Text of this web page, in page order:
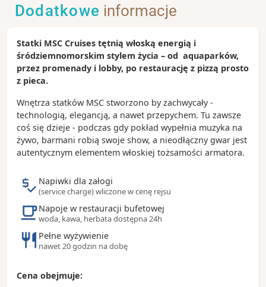
w tym najcieplejszym mieście USA.
Zobacz koniecznie:
- tętniący życiem bulwar Ocean Drive w Miami Beach
- park South Pointe z widokiem na wypływające z
portu statki wycieczkowe
Havana
- tropikalny archipelag Florida Keys podczas
całodniowej wycieczki za miasto
Ciekawostki:
kolejka nadziemna (metromover)
- 70% mieszkańców miasta to Latynosi
- Miami to światowa stolica rejsów wycieczkowych
Dodatkowe informacje
Statki MSC Cruises tętnią włoską energią i
śródziemnomorskim stylem życia – od aquaparków,
przez promenady i lobby, po restaurację z pizzą prosto
z pieca.
Wnętrza statków MSC stworzono by zachwycały -
technologią, elegancją, a nawet przepychem. Tu zawsze
coś się dzieje - podczas gdy pokład wypełnia muzyka na
żywo, barmani robią swoje show, a nieodłączny gwar jest
autentycznym elementem włoskiej tożsamości armatora.
Napiwki dla załogi
(service charge) wliczone w cenę rejsu
Napoje w restauracji bufetowej
woda, kawa, herbata dostępna 24h
Pełne wyżywienie
nawet 20 godzin na dobę
Cena obejmuje: